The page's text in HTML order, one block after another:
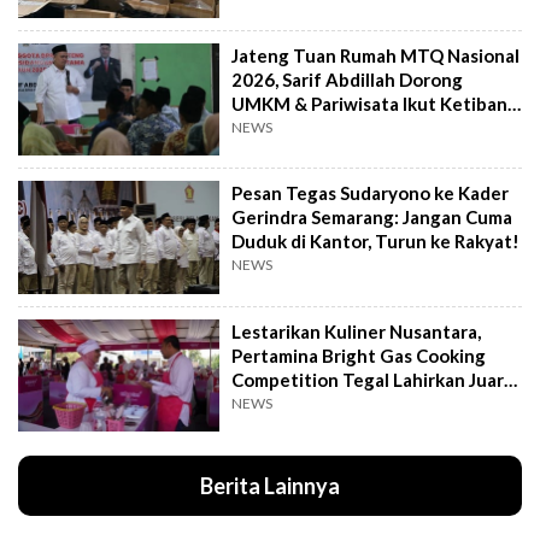
Jateng Tuan Rumah MTQ Nasional
2026, Sarif Abdillah Dorong
UMKM & Pariwisata Ikut Ketiban
Berkah
NEWS
Pesan Tegas Sudaryono ke Kader
Gerindra Semarang: Jangan Cuma
Duduk di Kantor, Turun ke Rakyat!
NEWS
Lestarikan Kuliner Nusantara,
Pertamina Bright Gas Cooking
Competition Tegal Lahirkan Juara
Baru
NEWS
Berita Lainnya